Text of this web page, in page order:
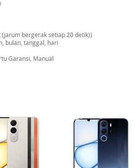
bergerak setiap 20 detik))
bulan, tanggal, hari
Garansi, Manual
-12%*